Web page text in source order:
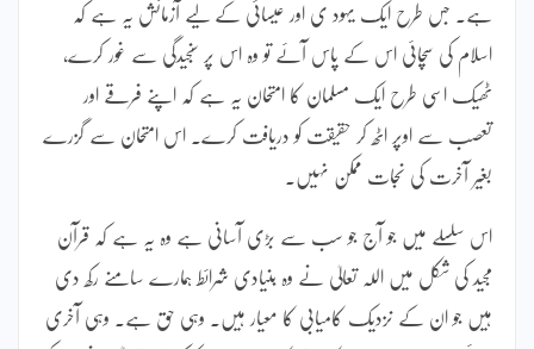
ہے۔ جس طرح ایک یہود ی اور عیسائی کے لیے آزمائش یہ ہے کہ
اسلام کی سچائی اس کے پاس آئے تو وہ اس پر سنجیدگی سے غور کرے،
ٹھیک اسی طرح ایک مسلمان کا امتحان یہ ہے کہ اپنے فرقے اور
تعصب سے اوپر اٹھ کر حقیقت کو دریافت کرے۔ اس امتحان سے گزرے
بغیر آخرت کی نجات ممکن نہیں۔
اس سلسلے میں جو آج جو سب سے بڑی آسانی ہے وہ یہ ہے کہ قرآن
مجید کی شکل میں اللہ تعالیٰ نے وہ بنیادی شرائط ہمارے سامنے رکھ دی
ہیں جو ان کے نزدیک کامیابی کا معیار ہیں۔ وہی حق ہے۔ وہی آخری